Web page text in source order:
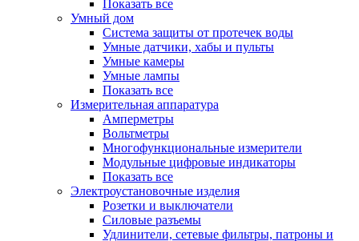
Показать все
Умный дом
Система защиты от протечек воды
Умные датчики, хабы и пульты
Умные камеры
Умные лампы
Показать все
Измерительная аппаратура
Амперметры
Вольтметры
Многофункциональные измерители
Модульные цифровые индикаторы
Показать все
Электроустановочные изделия
Розетки и выключатели
Силовые разъемы
Удлинители, сетевые фильтры, патроны и